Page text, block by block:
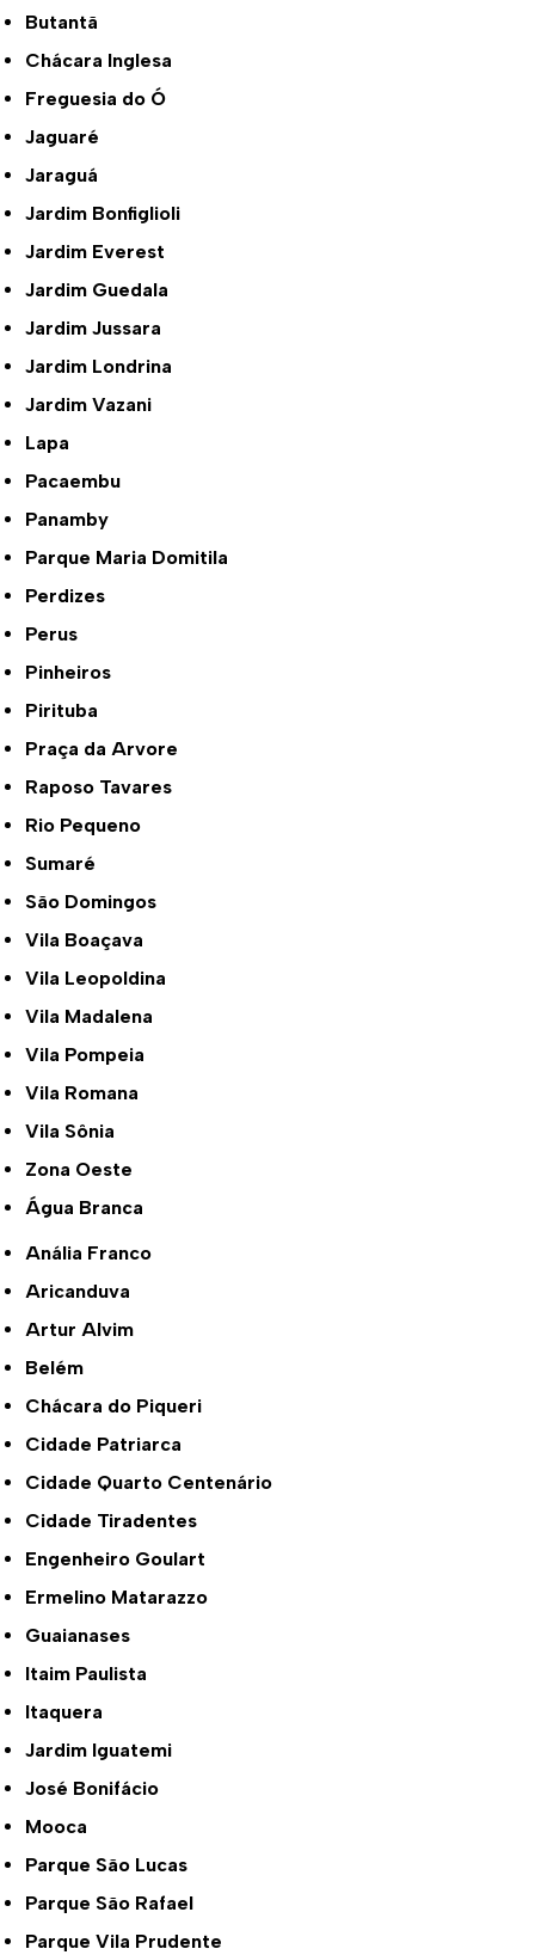
Butantã
Chácara Inglesa
Freguesia do Ó
Jaguaré
Jaraguá
Jardim Bonfiglioli
Jardim Everest
Jardim Guedala
Jardim Jussara
Jardim Londrina
Jardim Vazani
Lapa
Pacaembu
Panamby
Parque Maria Domitila
Perdizes
Perus
Pinheiros
Pirituba
Praça da Arvore
Raposo Tavares
Rio Pequeno
Sumaré
São Domingos
Vila Boaçava
Vila Leopoldina
Vila Madalena
Vila Pompeia
Vila Romana
Vila Sônia
Zona Oeste
Água Branca
Anália Franco
Aricanduva
Artur Alvim
Belém
Chácara do Piqueri
Cidade Patriarca
Cidade Quarto Centenário
Cidade Tiradentes
Engenheiro Goulart
Ermelino Matarazzo
Guaianases
Itaim Paulista
Itaquera
Jardim Iguatemi
José Bonifácio
Mooca
Parque São Lucas
Parque São Rafael
Parque Vila Prudente